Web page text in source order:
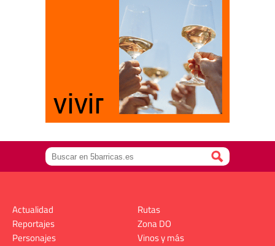
Actualidad
Reportajes
Personajes
Rutas
Zona DO
Vinos y más